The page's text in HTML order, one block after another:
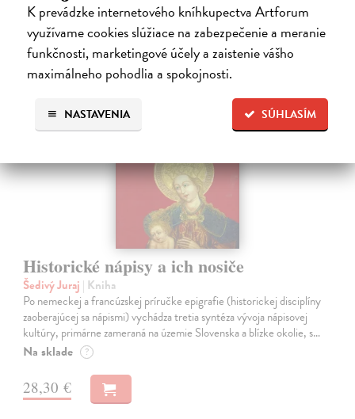
K prevádzke internetového kníhkupectva Artforum
využívame cookies slúžiace na zabezpečenie a meranie
funkčnosti, marketingové účely a zaistenie vášho
maximálneho pohodlia a spokojnosti.
SÚHLASÍM
NASTAVENIA
24,90 € ?
Historické nápisy a ich nosiče
Šedivý Juraj | Kniha
Po nemeckej a francúzskej príručke epigrafie (historickej disciplíny
zaoberajúcej sa nápismi) vychádza tretia syntéza vývoja nápisovej
kultúry, primárne zameraná na územie Slovenska a blízke okolie, s…
Na sklade ?
28,30 €